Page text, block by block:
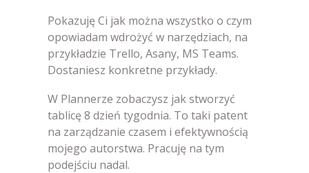
Pokazuję Ci jak można wszystko o czym
opowiadam wdrożyć w narzędziach, na
przykładzie Trello, Asany, MS Teams.
Dostaniesz konkretne przykłady.
W Plannerze zobaczysz jak stworzyć
tablicę 8 dzień tygodnia. To taki patent
na zarządzanie czasem i efektywnością
mojego autorstwa. Pracuję na tym
podejściu nadal.